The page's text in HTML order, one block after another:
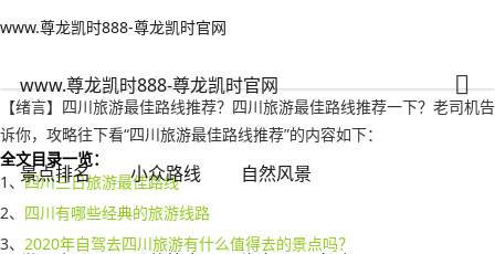
www.尊龙凯时888-尊龙凯时官网
www.尊龙凯时888-尊龙凯时官网
景点排名 小众路线 自然风景
www.尊龙凯时888-尊龙凯时官网
四川旅游最佳路线推荐？四川旅游最佳路线推荐一下-www.尊龙凯时888
【绪言】四川旅游最佳路线推荐？四川旅游最佳路线推荐一下？老司机告
诉你，攻略往下看“四川旅游最佳路线推荐”的内容如下：
全文目录一览：
1、四川三日旅游最佳路线
2、 四川有哪些经典的旅游线路
3、 2020年自驾去四川旅游有什么值得去的景点吗？